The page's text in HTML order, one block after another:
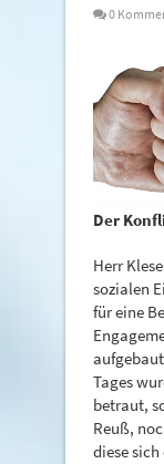
0
Der
Herr
sozialen
für eine
Tages
betraut,
Reuß,
diese